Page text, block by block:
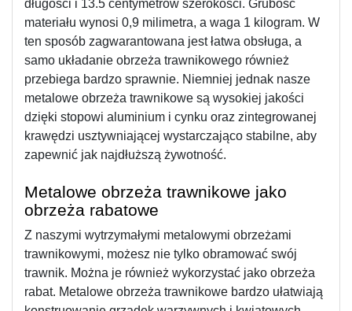
długości i 13.5 centymetrów szerokości. Grubość
materiału wynosi 0,9 milimetra, a waga 1 kilogram. W
ten sposób zagwarantowana jest łatwa obsługa, a
samo układanie obrzeża trawnikowego również
przebiega bardzo sprawnie. Niemniej jednak nasze
metalowe obrzeża trawnikowe są wysokiej jakości
dzięki stopowi aluminium i cynku oraz zintegrowanej
krawędzi usztywniającej wystarczająco stabilne, aby
zapewnić jak najdłuższą żywotność.
Metalowe obrzeża trawnikowe jako
obrzeża rabatowe
Z naszymi wytrzymałymi metalowymi obrzeżami
trawnikowymi, możesz nie tylko obramować swój
trawnik. Można je również wykorzystać jako obrzeża
rabat. Metalowe obrzeża trawnikowe bardzo ułatwiają